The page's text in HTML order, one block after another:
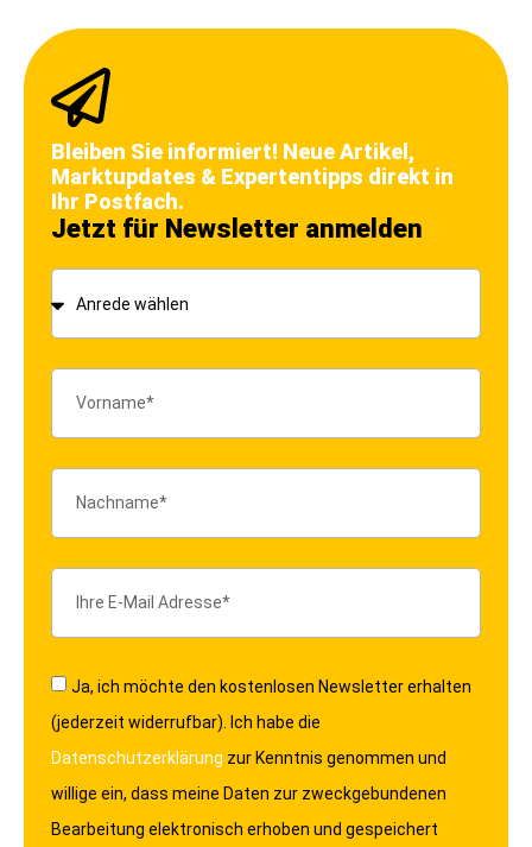
Bleiben Sie informiert! Neue Artikel,
Marktupdates & Expertentipps direkt in
Ihr Postfach.
Jetzt für Newsletter anmelden
Ja, ich möchte den kostenlosen Newsletter erhalten
(jederzeit widerrufbar). Ich habe die
Datenschutzerklärung zur Kenntnis genommen und
willige ein, dass meine Daten zur zweckgebundenen
Bearbeitung elektronisch erhoben und gespeichert